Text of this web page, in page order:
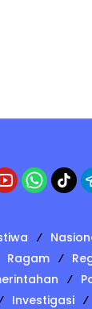
Ragam
Investigasi